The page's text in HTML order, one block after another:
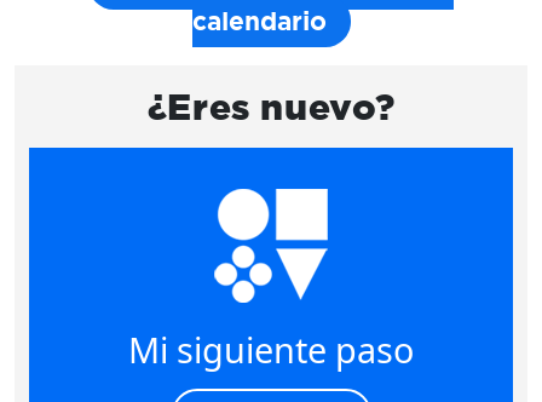
calendario
¿Eres nuevo?
Mi siguiente paso